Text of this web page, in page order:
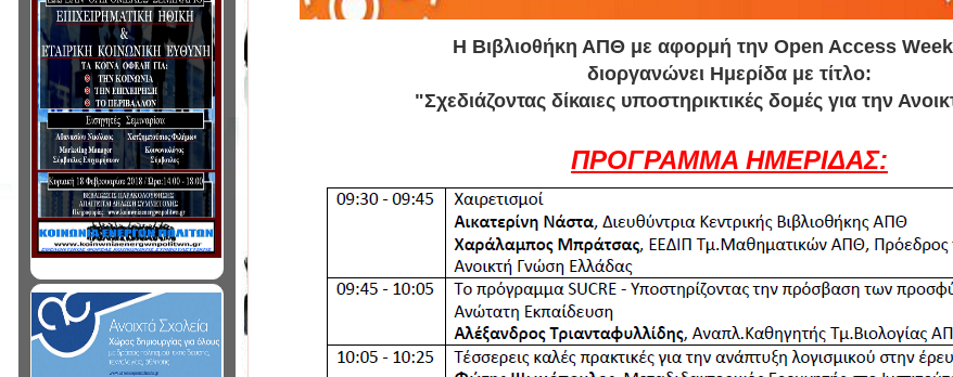
Η Βιβλιοθήκη ΑΠΘ με αφορμή την Open Access
διοργανώνει Ημερίδα με τίτλο:
"Σχεδιάζοντας δίκαιες υποστηρικτικές δομές για την
ΠΡΟΓΡΑΜΜΑ ΗΜΕΡΙΔΑΣ: